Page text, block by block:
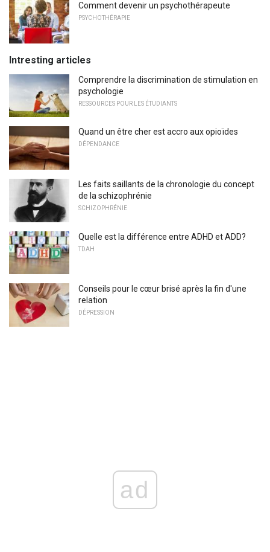
Comment devenir un psychothérapeute
PSYCHOTHÉRAPIE
Intresting articles
Comprendre la discrimination de stimulation en
psychologie
RESSOURCES POUR LES ÉTUDIANTS
Quand un être cher est accro aux opioïdes
DÉPENDANCE
Les faits saillants de la chronologie du concept
de la schizophrénie
SCHIZOPHRÉNIE
Quelle est la différence entre ADHD et ADD?
TDAH
Conseils pour le cœur brisé après la fin d'une
relation
DÉPRESSION
ad